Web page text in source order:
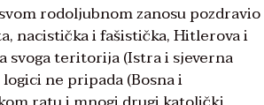
rodoljubnom zanosu pozdravio
nacistička i fašistička, Hitlerova i
svoga teritorija (Istra i sjeverna
ne pripada (Bosna i